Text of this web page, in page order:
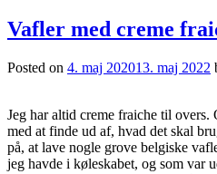
Vafler med creme
Posted on 4. maj 202013. maj 2022
Jeg har altid creme fraiche til overs.
med at finde ud af, hvad det skal
på, at lave nogle grove belgiske
jeg havde i køleskabet, og som var